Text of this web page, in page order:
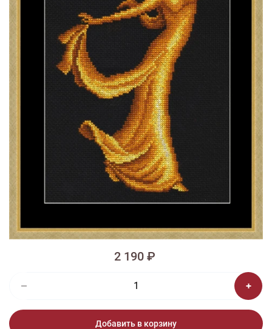
Изображения и цвет представленного товара могут незначительно
отличаться от оригинала продукции, взависимости от разрешения и
настроек вашего монитора, а также условий освещения при съемке
Вышивка ЗМ-012 Золотая грация
2 190 ₽
Добавить в корзину